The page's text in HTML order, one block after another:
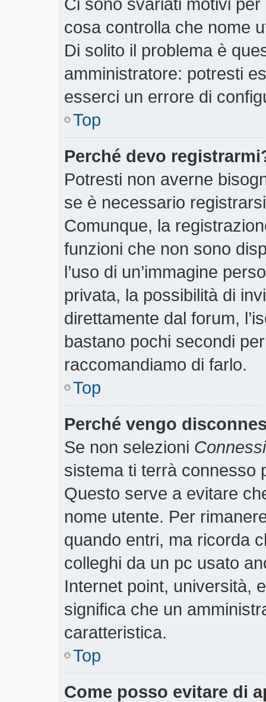
cosa controlla che nome
Di solito il problema è
amministratore: potresti
esserci un errore di
Top
Perché devo
Potresti non averne
se è necessario
Comunque, la
funzioni che non sono
l’uso di un’immagine
privata, la possibilità di
direttamente dal forum,
bastano pochi secondi
raccomandiamo di farlo.
Top
Perché vengo
Se non selezioni
sistema ti terrà connesso
Questo serve a evitare
nome utente. Per
quando entri, ma ricorda
colleghi da un pc usato
Internet point, università,
significa che un
caratteristica.
Top
Come posso evitare di